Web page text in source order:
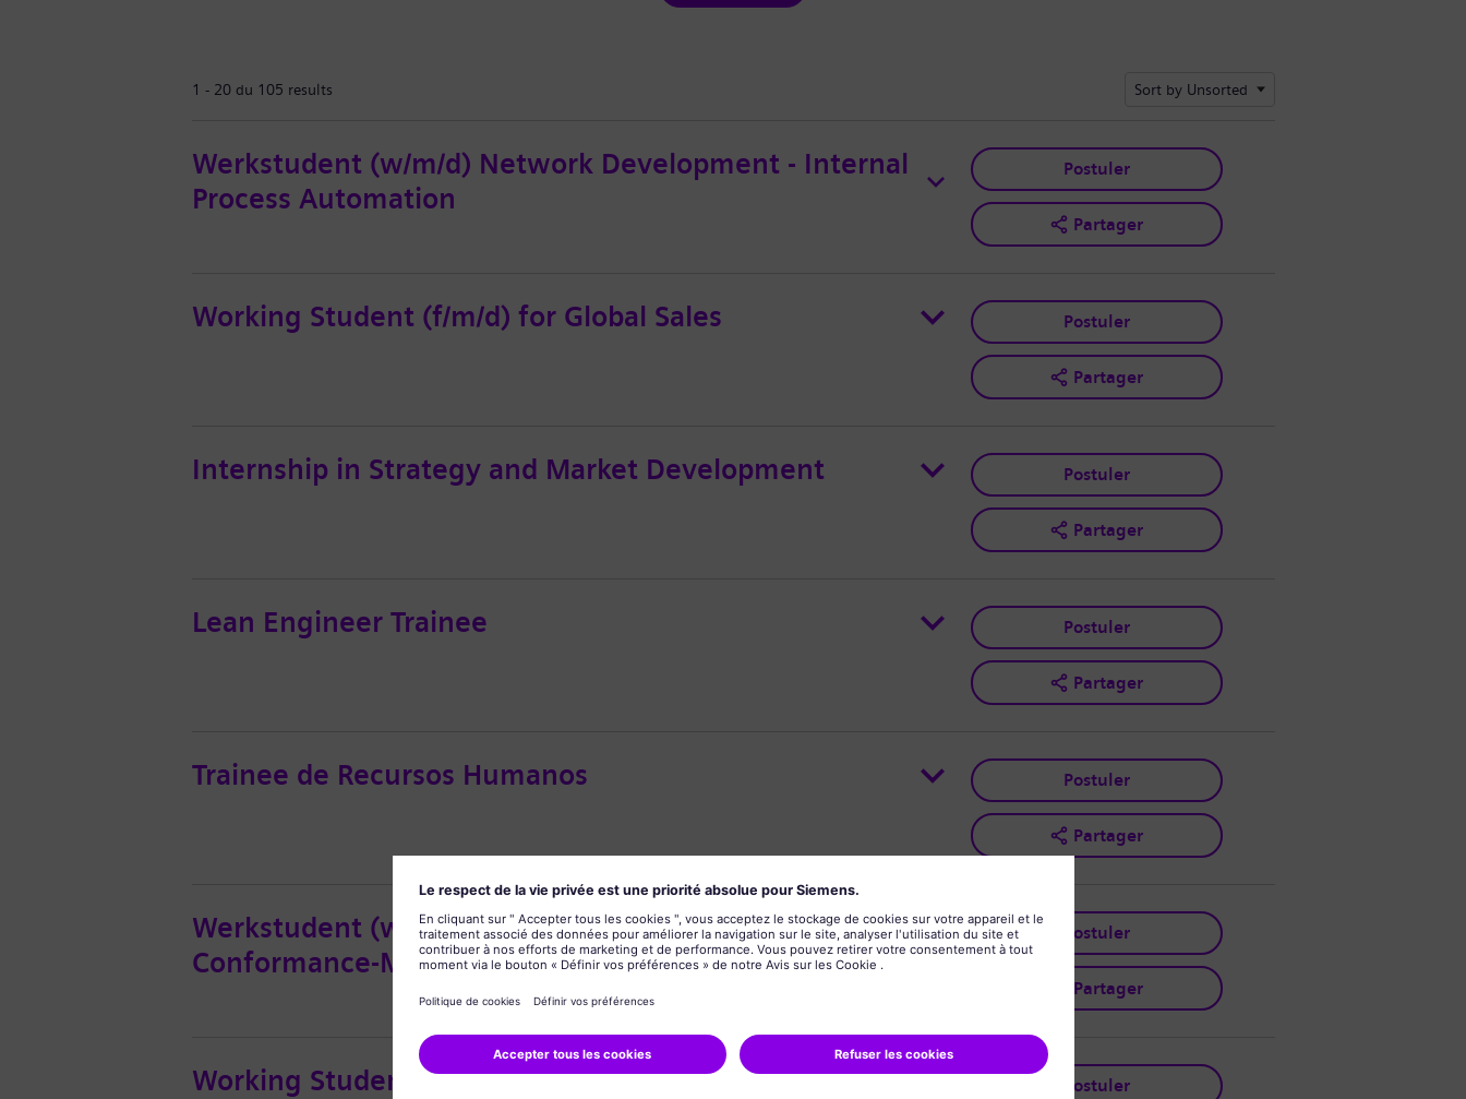
1 - 20 du 105 results Sort by Unsorted
Werkstudent (w/m/d) Network Development - Internal
Process Automation
Postuler
Partager
Working Student (f/m/d) for Global Sales Postuler
Partager
Internship in Strategy and Market Development Postuler
Partager
Lean Engineer Trainee Postuler
Partager
Trainee de Recursos Humanos Postuler
Partager
Werkstudent (w/m/d) Quality Management & Non-
Conformance-Management
Postuler
Partager
Working Student (w/m/d) Digital Operations Support Postuler